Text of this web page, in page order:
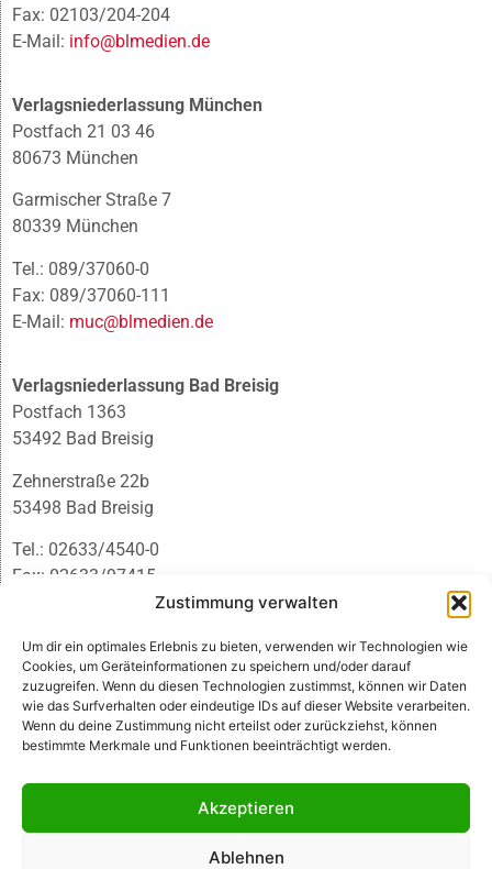
Zustimmung verwalten
Um dir ein optimales Erlebnis zu bieten, verwenden wir Technologien wie
Cookies, um Geräteinformationen zu speichern und/oder darauf
zuzugreifen. Wenn du diesen Technologien zustimmst, können wir Daten
wie das Surfverhalten oder eindeutige IDs auf dieser Website verarbeiten.
Wenn du deine Zustimmung nicht erteilst oder zurückziehst, können
bestimmte Merkmale und Funktionen beeinträchtigt werden.
Akzeptieren
Ablehnen
Fax: 02103/204-204
E-Mail: info@blmedien.de
Verlagsniederlassung München
Postfach 21 03 46
80673 München
Garmischer Straße 7
80339 München
Tel.: 089/37060-0
Fax: 089/37060-111
E-Mail: muc@blmedien.de
Verlagsniederlassung Bad Breisig
Postfach 1363
53492 Bad Breisig
Zehnerstraße 22b
53498 Bad Breisig
Tel.: 02633/4540-0
Fax: 02633/97415
infobb@blmedien.de